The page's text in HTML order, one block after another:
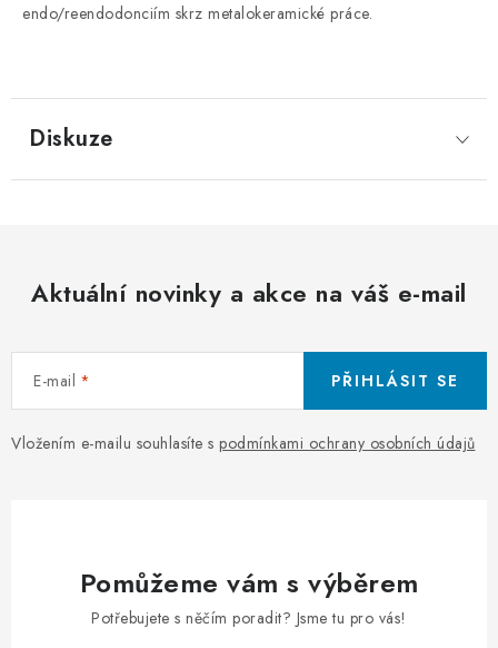
endo/reendodonciím skrz metalokeramické práce.
Diskuze
Aktuální novinky a akce na váš e-mail
E-mail
Vložením e-mailu souhlasíte s podmínkami ochrany osobních údajů
PŘIHLÁSIT SE
Pomůžeme vám s výběrem
Potřebujete s něčím poradit? Jsme tu pro vás!